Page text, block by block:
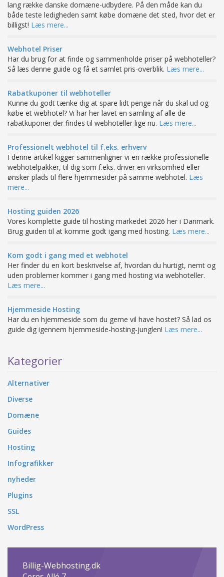
lang række danske domæne-udbydere. På den måde kan du
både teste ledigheden samt købe domæne det sted, hvor det er
billigst! Læs mere...
Webhotel Priser
Har du brug for at finde og sammenholde priser på webhoteller?
Så læs denne guide og få et samlet pris-overblik. Læs mere...
Rabatkuponer til webhoteller
Kunne du godt tænke dig at spare lidt penge når du skal ud og
købe et webhotel? Vi har her lavet en samling af alle de
rabatkuponer der findes til webhoteller lige nu. Læs mere...
Professionelt webhotel til f.eks. erhverv
I denne artikel kigger sammenligner vi en række professionelle
webhotelpakker, til dig som f.eks. driver en virksomhed eller
ønsker plads til flere hjemmesider på samme webhotel. Læs
mere...
Hosting guiden 2026
Vores komplette guide til hosting markedet 2026 her i Danmark.
Brug guiden til at komme godt igang med hosting. Læs mere...
Kom godt i gang med et webhotel
Her finder du en kort beskrivelse af, hvordan du hurtigt, nemt og
uden problemer kommer i gang med hosting via webhoteller.
Læs mere...
Hjemmeside Hosting
Har du en hjemmeside som du gerne vil have hostet? Så lad os
guide dig igennem hjemmeside-hosting-junglen! Læs mere...
Kategorier
Alternativer
Diverse
Domæne
Guides
Hosting
Infografikker
nyheder
Plugins
SSL
WordPress
Billig-Webhosting.dk